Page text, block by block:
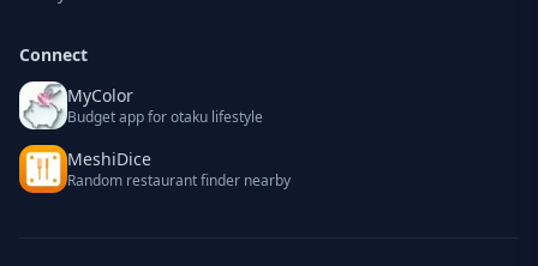
Connect
MyColor
Budget app for otaku lifestyle
MeshiDice
Random restaurant finder nearby